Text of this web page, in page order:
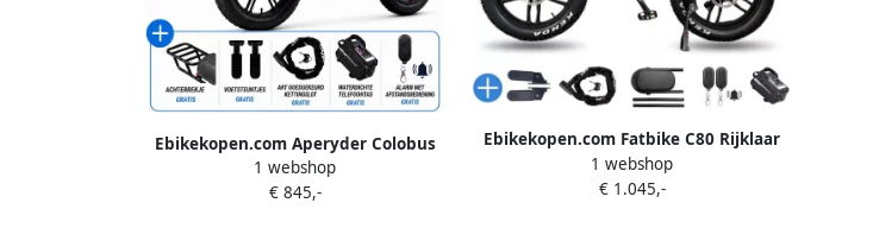
Ebikekopen.com Aperyder Colobus
Lichtgrijs Fatbike Incl. Slot
Kettingbeschermer Voetensteuntje -
1 webshop
€ 845,-
Ebikekopen.com Fatbike C80 Rijklaar
Fatbike V8 Nieuwste Model
Hydraulische rem 2025 2026 Model
1 webshop
€ 1.045,-